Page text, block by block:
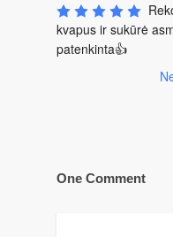
kvapus ir sukūrė
patenkinta👍
One Comment